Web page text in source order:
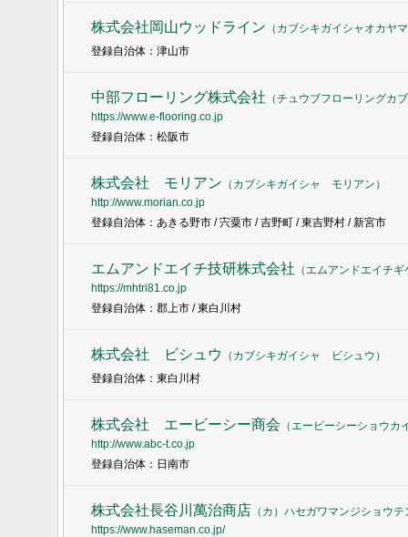
株式会社岡山ウッドライン （ カブシキガイシャオカヤ
登録自治体：津山市
中部フローリング株式会社 （チュウブフローリングカ
https://www.e-flooring.co.jp
登録自治体：松阪市
株式会社 モリアン （ カブシキガイシャ モリアン ）
http://www.morian.co.jp
登録自治体：あきる野市 / 宍粟市 / 吉野町 / 東吉野村 / 新宮市
エムアンドエイチ技研株式会社 （エムアンドエイチ
https://mhtri81.co.jp
登録自治体：郡上市 / 東白川村
株式会社 ビシュウ （ カブシキガイシャ ビシュウ ）
登録自治体：東白川村
株式会社 エービーシー商会 （エービーシーショウカ
http://www.abc-t.co.jp
登録自治体：日南市
株式会社長谷川萬治商店 （ カ）ハセガワマンジショウテ
https://www.haseman.co.jp/